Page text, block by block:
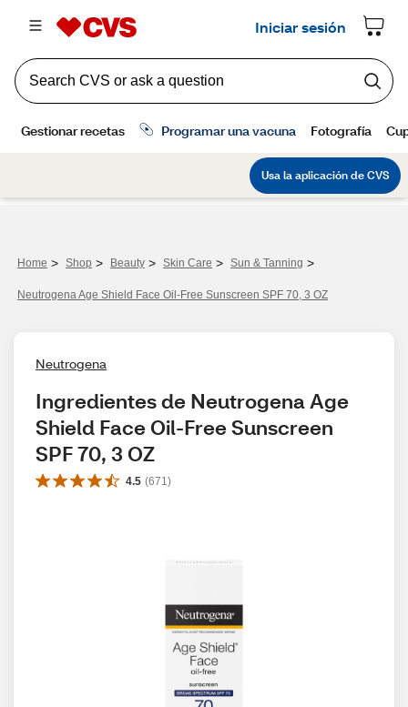
Home > Shop > Beauty > Skin Care > Sun & Tanning >
Neutrogena Age Shield Face Oil-Free Sunscreen SPF 70, 3 OZ
Neutrogena
Ingredientes de Neutrogena Age
Shield Face Oil-Free Sunscreen
SPF 70, 3 OZ
4.5 (671 )